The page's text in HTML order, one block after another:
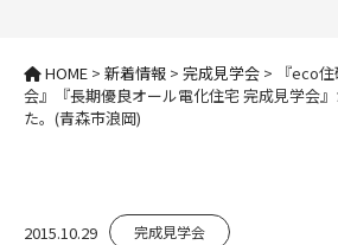
HOME > 新着情報 > 完成見学会 >
『eco
会』『長期優良オール電化住宅 完成見学会
た。(青森市浪岡)
2015.10.29 完成見学会